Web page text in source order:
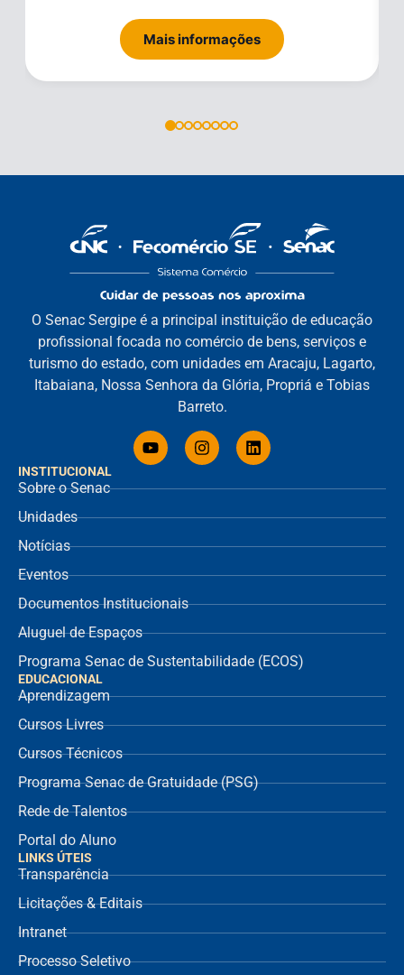
Mais informações
INSTITUCIONAL
Sobre o Senac
Unidades
Notícias
Eventos
Documentos Institucionais
Aluguel de Espaços
Programa Senac de Sustentabilidade (ECOS)
EDUCACIONAL
Aprendizagem
Cursos Livres
Cursos Técnicos
Programa Senac de Gratuidade (PSG)
Rede de Talentos
Portal do Aluno
O Senac Sergipe é a principal instituição de educação
profissional focada no comércio de bens, serviços e
turismo do estado, com unidades em Aracaju, Lagarto,
Itabaiana, Nossa Senhora da Glória, Propriá e Tobias
Barreto.
LINKS ÚTEIS
Transparência
Licitações & Editais
Intranet
Processo Seletivo